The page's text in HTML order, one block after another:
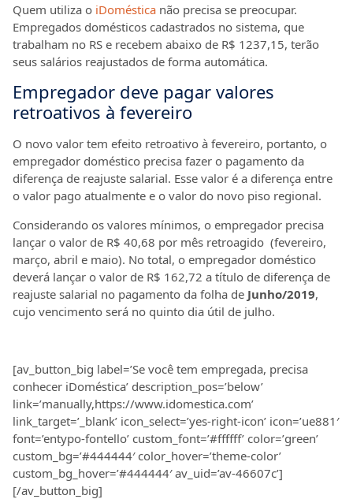
Quem utiliza o iDoméstica não precisa se preocupar.
Empregados domésticos cadastrados no sistema, que
trabalham no RS e recebem abaixo de R$ 1237,15, terão
seus salários reajustados de forma automática.
Empregador deve pagar valores
retroativos à fevereiro
O novo valor tem efeito retroativo à fevereiro, portanto, o
empregador doméstico precisa fazer o pagamento da
diferença de reajuste salarial. Esse valor é a diferença entre
o valor pago atualmente e o valor do novo piso regional.
Considerando os valores mínimos, o empregador precisa
lançar o valor de R$ 40,68 por mês retroagido (fevereiro,
março, abril e maio). No total, o empregador doméstico
deverá lançar o valor de R$ 162,72 a título de diferença de
reajuste salarial no pagamento da folha de Junho/2019,
cujo vencimento será no quinto dia útil de julho.
[av_button_big label=’Se você tem empregada, precisa
conhecer iDoméstica’ description_pos=’below’
link=’manually,https://www.idomestica.com’
link_target=’_blank’ icon_select=’yes-right-icon’ icon=’ue881′
font=’entypo-fontello’ custom_font=’#ffffff’ color=’green’
custom_bg=’#444444′ color_hover=’theme-color’
custom_bg_hover=’#444444′ av_uid=’av-46607c’]
[/av_button_big]